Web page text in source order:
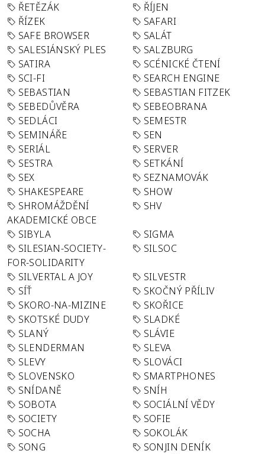
ŘETĚZÁK
ŘÍJEN
ŘÍZEK
SAFARI
SAFE BROWSER
SALÁT
SALESIÁNSKÝ PLES
SALZBURG
SATIRA
SCÉNICKÉ ČTENÍ
SCI-FI
SEARCH ENGINE
SEBASTIAN
SEBASTIAN FITZEK
SEBEDŮVĚRA
SEBEOBRANA
SEDLÁCI
SEMESTR
SEMINÁŘE
SEN
SERIÁL
SERVER
SESTRA
SETKÁNÍ
SEX
SEZNAMOVÁK
SHAKESPEARE
SHOW
SHROMÁŽDĚNÍ
AKADEMICKÉ OBCE
SHV
SIBYLA
SIGMA
SILESIAN-SOCIETY-
FOR-SOLIDARITY
SILSOC
SILVERTAL A JOY
SILVESTR
SÍŤ
SKOČNÝ PŘÍLIV
SKORO-NA-MIZINE
SKOŘICE
SKOTSKÉ DUDY
SLADKÉ
SLANÝ
SLÁVIE
SLENDERMAN
SLEVA
SLEVY
SLOVÁCI
SLOVENSKO
SMARTPHONES
SNÍDANĚ
SNÍH
SOBOTA
SOCIÁLNÍ VĚDY
SOCIETY
SOFIE
SOCHA
SOKOLÁK
SONG
SONJIN DENÍK